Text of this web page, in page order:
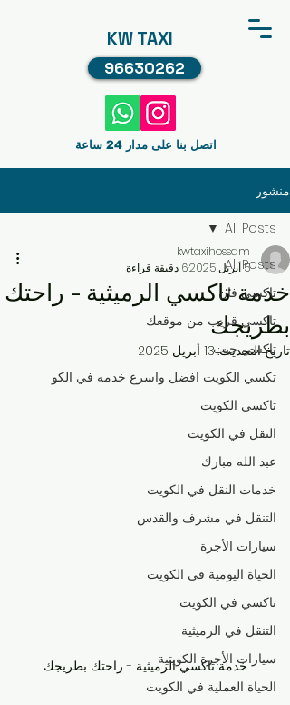
KW TAXI
96630262
اتصل بنا على مدار 24 ساعة
منشور
All Posts
تاكسي فان
تاكسي قريب من موقعك
تاكسي جيب
تكسي الكويت افضل واسرع خدمه في الكو
تاكسي الكويت
النقل في الكويت
عبد الله مبارك
خدمات النقل في الكويت
التنقل في مشرف والقدس
سيارات الأجرة
الحياة اليومية في الكويت
تاكسي في الكويت
التنقل في الرميثية
سيارات الأجرة الكويتية
الحياة العملية في الكويت
All Posts
خدمة تاكسي الرميثية - راحتك
بطريجك
kwtaxihossam
5 أبريل 2025
6 دقيقة قراءة
تاريخ التحديث:13 أبريل 2025
خدمة تاكسي الرميثية - راحتك بطريجك